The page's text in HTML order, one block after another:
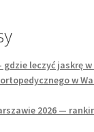
leczyć jaskrę w
w
2026 —